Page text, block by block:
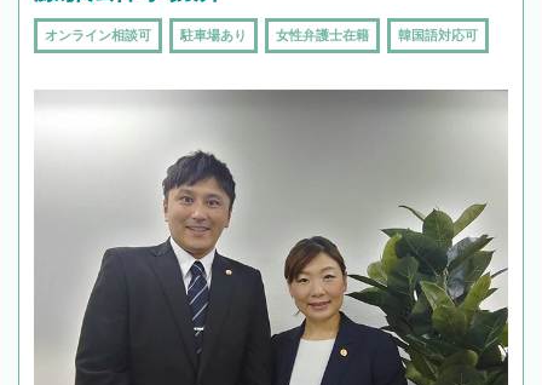
オンライン相談可 駐車場あり 女性弁護士在籍 韓国語対応可